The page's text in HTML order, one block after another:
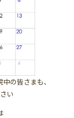
の皆さまも、
い